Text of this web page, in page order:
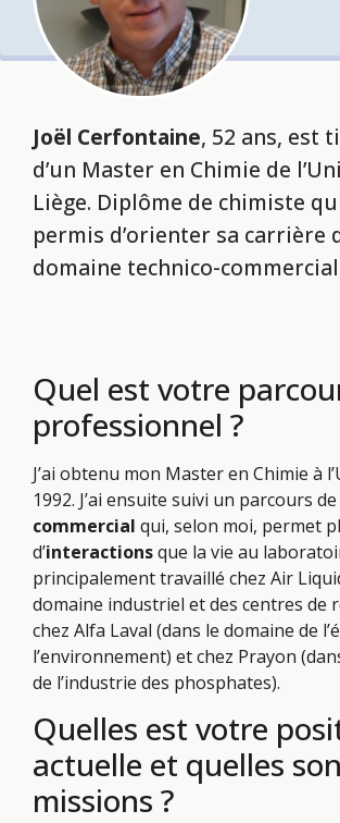
Joël Cerfontaine, 52 ans, est
d’un Master en Chimie de
Liège. Diplôme de chimiste
permis d’orienter sa carrière
domaine technico-
Quel est votre
professionnel ?
J’ai obtenu mon Master en Chimie à
1992. J’ai ensuite suivi un parcours de
commercial qui, selon moi, permet
d’interactionsque la vie au
principalement travaillé chez Air
domaine industriel et des centres de
chez Alfa Laval (dans le domaine de
l’environnement) et chez Prayon
de l’industrie des phosphates).
Quelles est votre
actuelle et quelles
missions ?